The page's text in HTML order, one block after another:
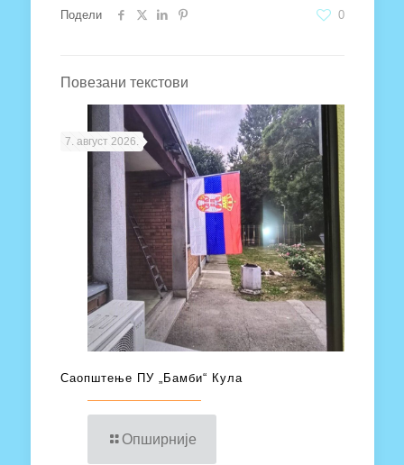
Подели 0
Повезани текстови
7. август 2026.
Саопштење ПУ „Бамби“ Кула
Опширније